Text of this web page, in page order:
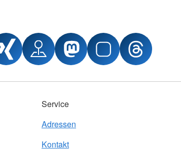
Service
Adressen
Kontakt